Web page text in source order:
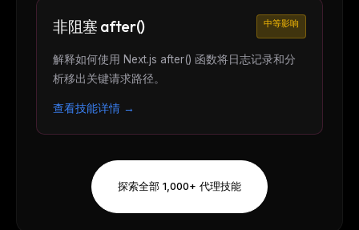
非阻塞 after() 中等影响
解释如何使用 Next.js after() 函数将日志记录和分
析移出关键请求路径。
查看技能详情 →
探索全部 1,000+ 代理技能
The weekly digest for AI builders
workflow updates — one email, no noise.
No spam. Unsubscribe in one click.